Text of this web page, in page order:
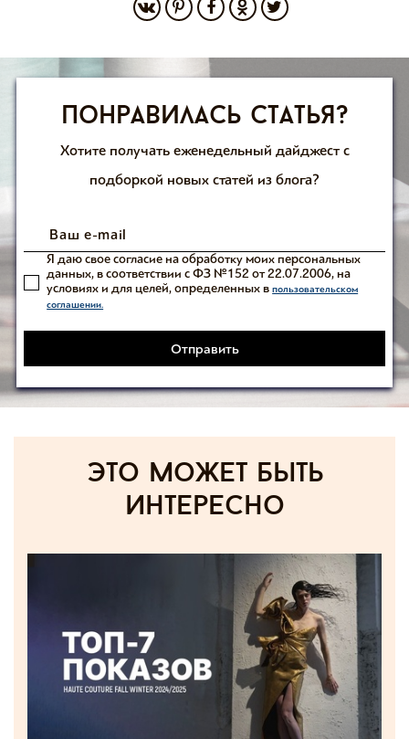
Понравилась статья?
Хотите получать еженедельный дайджест с
подборкой новых статей из блога?
Я даю свое согласие на обработку моих персональных
данных, в соответствии с ФЗ №152 от 22.07.2006, на
условиях и для целей, определенных впользовательском
соглашении.
Отправить
Это может быть
интересно